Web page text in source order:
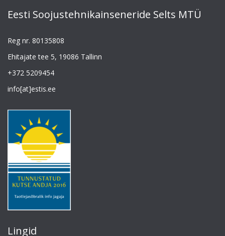
Eesti Soojustehnikainseneride Selts MTÜ
Reg nr. 80135808
Ehitajate tee 5, 19086 Tallinn
+372 5209454
info[at]estis.ee
Lingid